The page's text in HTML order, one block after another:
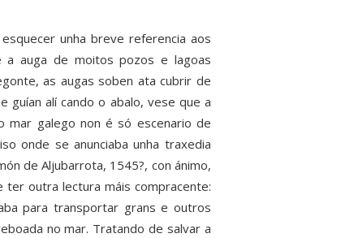
unha breve referencia aos
a auga de moitos pozos e lagoas
as augas soben ata cubrir de
guían alí cando o abalo, vese que a
mar galego non é só escenario de
onde se anunciaba unha traxedia
de Aljubarrota, 1545?, con ánimo,
ter outra lectura máis compracente:
para transportar grans e outros
no mar. Tratando de salvar a